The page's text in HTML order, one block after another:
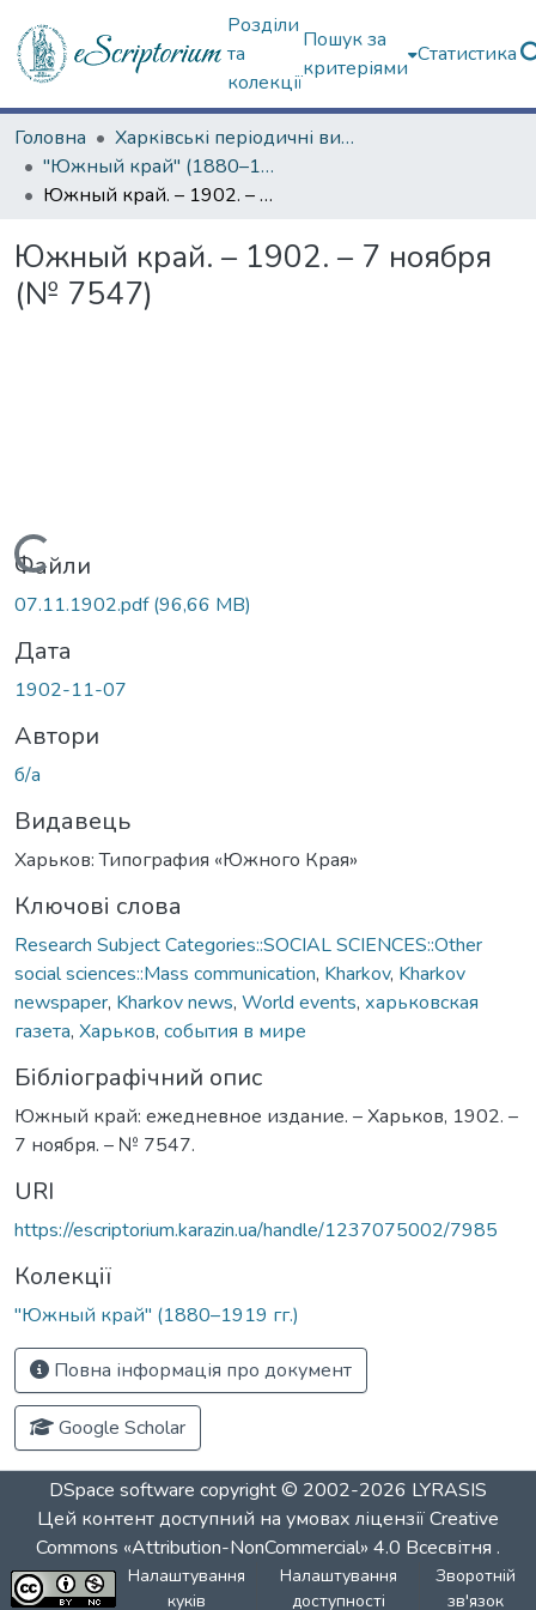
Розділи
та
колекції
Пошук за
критеріями
Статистика
Головна
Харківські періодичні видання
"Южный край" (1880–1919 гг.)
Южный край. – 1902. – 7 ноября (№ 7547)
Южный край. – 1902. – 7 ноября
(№ 7547)
Вантажиться...
Файли
07.11.1902.pdf(96,66 MB)
Дата
1902-11-07
Автори
б/а
Видавець
Харьков: Типография «Южного Края»
Ключові слова
Research Subject Categories::SOCIAL SCIENCES::Other
social sciences::Mass communication, Kharkov, Kharkov
newspaper, Kharkov news, World events, харьковская
газета, Харьков, события в мире
Бібліографічний опис
Южный край: ежедневное издание. – Харьков, 1902. –
7 ноября. – № 7547.
URI
https://escriptorium.karazin.ua/handle/1237075002/7985
Колекції
"Южный край" (1880–1919 гг.)
Повна інформація про документ
Google Scholar
DSpace software copyright © 2002-2026 LYRASIS
Цей контент доступний на умовах ліцензіїCreative
Commons «Attribution-NonCommercial» 4.0 Всесвітня .
Налаштування
куків
Налаштування
доступності
Зворотній
зв'язок